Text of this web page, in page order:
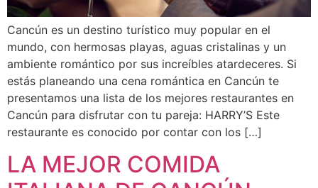
Cancún es un destino turístico muy popular en el
mundo, con hermosas playas, aguas cristalinas y un
ambiente romántico por sus increíbles atardeceres. Si
estás planeando una cena romántica en Cancún te
presentamos una lista de los mejores restaurantes en
Cancún para disfrutar con tu pareja: HARRY’S Este
restaurante es conocido por contar con los […]
LA MEJOR COMIDA